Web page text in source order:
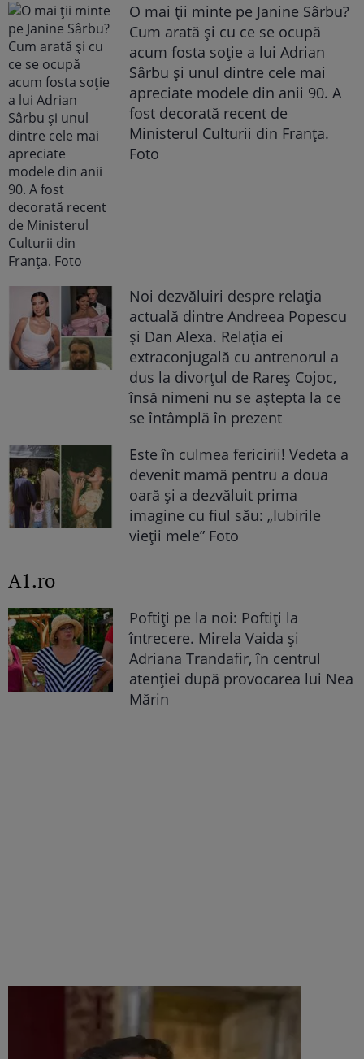
O mai ții minte pe Janine Sârbu?
Cum arată și cu ce se ocupă
acum fosta soție a lui Adrian
Sârbu și unul dintre cele mai
apreciate modele din anii 90. A
fost decorată recent de
Ministerul Culturii din Franța.
Foto
Noi dezvăluiri despre relația
actuală dintre Andreea Popescu
și Dan Alexa. Relația ei
extraconjugală cu antrenorul a
dus la divorțul de Rareș Cojoc,
însă nimeni nu se aștepta la ce
se întâmplă în prezent
Este în culmea fericirii! Vedeta a
devenit mamă pentru a doua
oară și a dezvăluit prima
imagine cu fiul său: „Iubirile
vieții mele” Foto
A1.ro
Poftiți pe la noi: Poftiți la
întrecere. Mirela Vaida și
Adriana Trandafir, în centrul
atenției după provocarea lui Nea
Mărin